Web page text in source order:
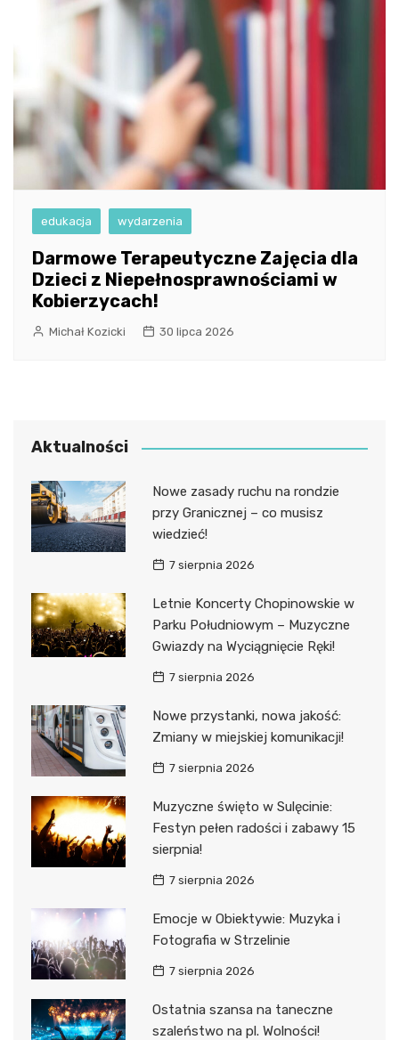
edukacja wydarzenia
Darmowe Terapeutyczne Zajęcia dla
Dzieci z Niepełnosprawnościami w
Kobierzycach!
Michał Kozicki 30 lipca 2026
Aktualności
Nowe zasady ruchu na rondzie
przy Granicznej – co musisz
wiedzieć!
7 sierpnia 2026
Letnie Koncerty Chopinowskie w
Parku Południowym – Muzyczne
Gwiazdy na Wyciągnięcie Ręki!
7 sierpnia 2026
Nowe przystanki, nowa jakość:
Zmiany w miejskiej komunikacji!
7 sierpnia 2026
Muzyczne święto w Sulęcinie:
Festyn pełen radości i zabawy 15
sierpnia!
7 sierpnia 2026
Emocje w Obiektywie: Muzyka i
Fotografia w Strzelinie
7 sierpnia 2026
Ostatnia szansa na taneczne
szaleństwo na pl. Wolności!